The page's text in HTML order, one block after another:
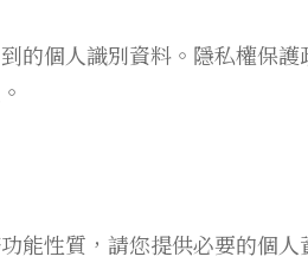
的個人識別資料。隱私權保
能性質，請您提供必要的個人